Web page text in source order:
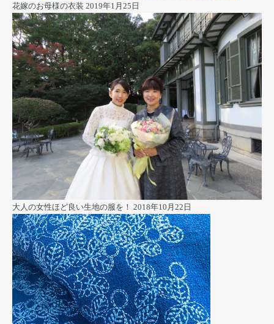
花嫁のお母様の衣装 2019年1月25日
大人の女性ほど良い生地の服を！ 2018年10月22日